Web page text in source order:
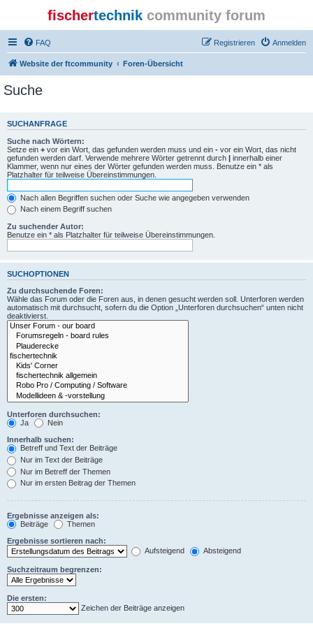
fischertechnik community forum
FAQ Anmelden
Registrieren
Website der ftcommunity Foren-Übersicht
Suche
SUCHANFRAGE
Suche nach Wörtern:
Setze ein + vor ein Wort, das gefunden werden muss und ein - vor ein Wort, das nicht
gefunden werden darf. Verwende mehrere Wörter getrennt durch | innerhalb einer
Klammer, wenn nur eines der Wörter gefunden werden muss. Benutze ein * als
Platzhalter für teilweise Übereinstimmungen.
Nach allen Begriffen suchen oder Suche wie angegeben verwenden
Nach einem Begriff suchen
Zu suchender Autor:
Benutze ein * als Platzhalter für teilweise Übereinstimmungen.
SUCHOPTIONEN
Zu durchsuchende Foren:
Wähle das Forum oder die Foren aus, in denen gesucht werden soll. Unterforen werden
automatisch mit durchsucht, sofern du die Option „Unterforen durchsuchen“ unten nicht
deaktivierst.
Unterforen durchsuchen:
Ja
Nein
Innerhalb suchen:
Betreff und Text der Beiträge
Nur im Text der Beiträge
Nur im Betreff der Themen
Nur im ersten Beitrag der Themen
Ergebnisse anzeigen als:
Beiträge
Themen
Ergebnisse sortieren nach:
Aufsteigend
Absteigend
Suchzeitraum begrenzen:
Die ersten:
Zeichen der Beiträge anzeigen